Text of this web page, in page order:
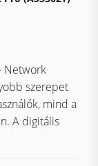
Network
szerepet
mind a
A digitális